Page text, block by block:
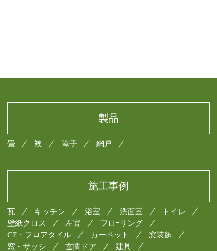
製品
畳 襖 障子 網戸
施工事例
瓦 キッチン 浴室 洗面室
トイレ
壁紙クロス
左官
フロｰリング
CF・フロアタイル
カーペット
窓装飾
窓・サッシ
玄関ドア
建具